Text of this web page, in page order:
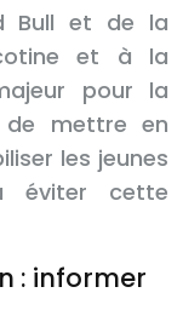
Bull et de la
et à la
pour la
de mettre en
les jeunes
éviter cette
: informer